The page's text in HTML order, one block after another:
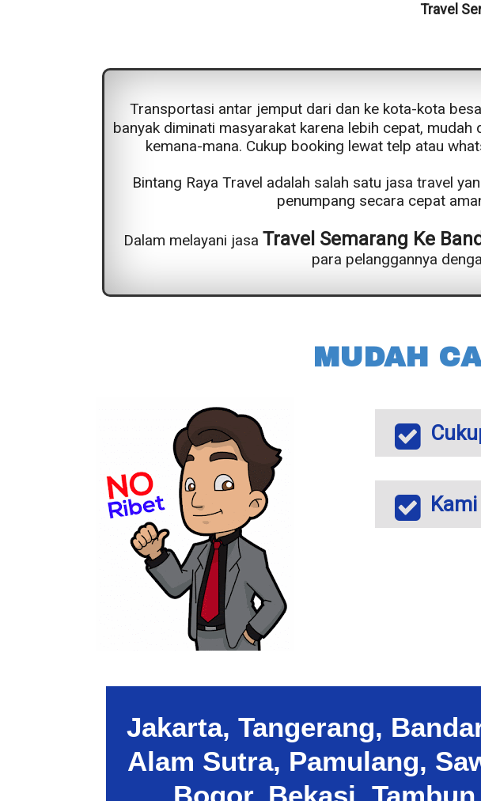
Travel
Transportasi antar jemput dari dan ke kota-kota
banyak diminati masyarakat karena lebih cepat,
kemana-mana. Cukup booking lewat telp atau
Bintang Raya Travel adalah salah satu jasa travel
penumpang secara cepat
Dalam melayani jasa Travel Semarang Ke
para pelanggannya
MUDAH
Jakarta, Tangerang,
Alam Sutra, Pamulang,